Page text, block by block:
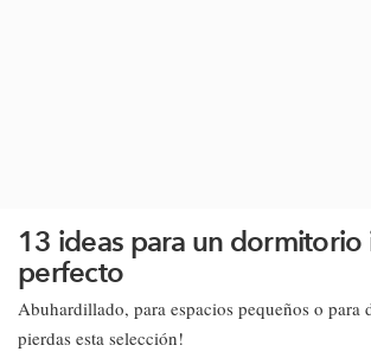
13 ideas para un dormitorio
perfecto
Abuhardillado, para espacios pequeños o para
pierdas esta selección!